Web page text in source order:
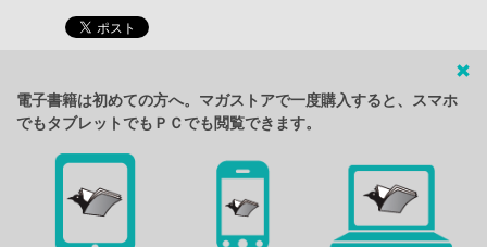
電子書籍は初めての方へ。マガストアで一度購入すると、スマホ
でもタブレットでもＰＣでも閲覧できます。